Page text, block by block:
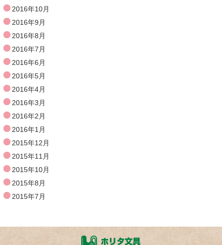
2016年10月
2016年9月
2016年8月
2016年7月
2016年6月
2016年5月
2016年4月
2016年3月
2016年2月
2016年1月
2015年12月
2015年11月
2015年10月
2015年8月
2015年7月